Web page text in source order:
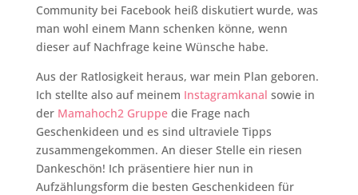
Community bei Facebook heiß diskutiert wurde, was
man wohl einem Mann schenken könne, wenn
dieser auf Nachfrage keine Wünsche habe.
Aus der Ratlosigkeit heraus, war mein Plan geboren.
Ich stellte also auf meinem Instagramkanal sowie in
der Mamahoch2 Gruppedie Frage nach
Geschenkideen und es sind ultraviele Tipps
zusammengekommen. An dieser Stelle ein riesen
Dankeschön! Ich präsentiere hier nun in
Aufzählungsform die besten Geschenkideen für